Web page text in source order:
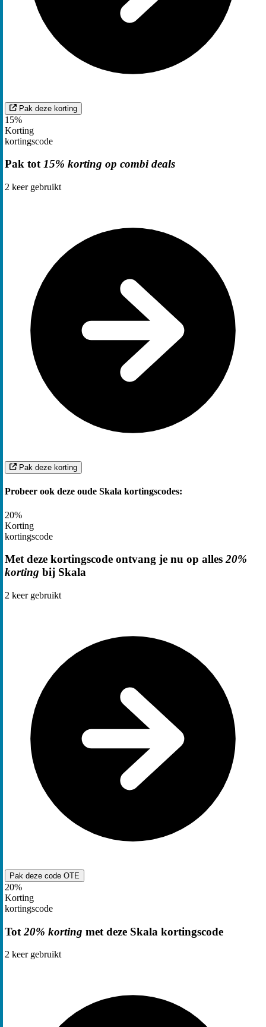
Pak deze korting
15%
Korting
kortingscode
Pak tot15% korting op combi deals
2 keer gebruikt
Pak deze korting
Probeer ook deze oude Skala kortingscodes:
20%
Korting
kortingscode
Met deze kortingscode ontvang je nu op alles20%
korting bij Skala
2 keer gebruikt
Pak deze code OTE
20%
Korting
kortingscode
Tot 20% korting met deze Skala kortingscode
2 keer gebruikt